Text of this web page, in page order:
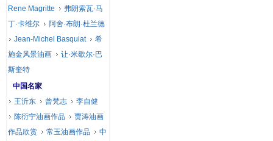
Rene Magritte
弗朗索瓦·马
丁·卡维尔
阿舍·布朗·杜兰德
Jean-Michel Basquiat
希
施金风景油画
让·米歇尔·巴
斯奎特
中国名家
王沂东
曾梵志
李自健
陈衍宁油画作品
贾涛油画
作品欣赏
常玉油画作品
中